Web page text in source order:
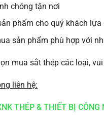
chóng tận nơi
phẩm cho quý khách lựa
sản phẩm phù hợp với
mua sắt thép các loại,
liên hệ:
THÉP & THIẾT BỊ CÔNG